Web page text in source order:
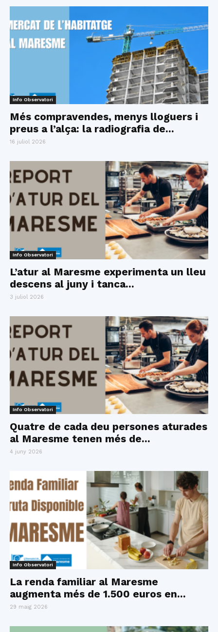
Info Observatori
Més compravendes, menys lloguers i
preus a l’alça: la radiografia de...
16 juliol 2026
Info Observatori
L’atur al Maresme experimenta un lleu
descens al juny i tanca...
3 juliol 2026
Info Observatori
Quatre de cada deu persones aturades
al Maresme tenen més de...
4 juny 2026
Info Observatori
La renda familiar al Maresme
augmenta més de 1.500 euros en...
29 maig 2026